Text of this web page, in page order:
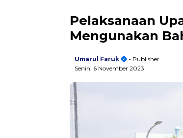
Pelaksanaan
Mengunakan
Umarul Faruk
- Publisher
Senin, 6 November 2023